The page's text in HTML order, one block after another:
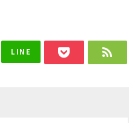
LINE